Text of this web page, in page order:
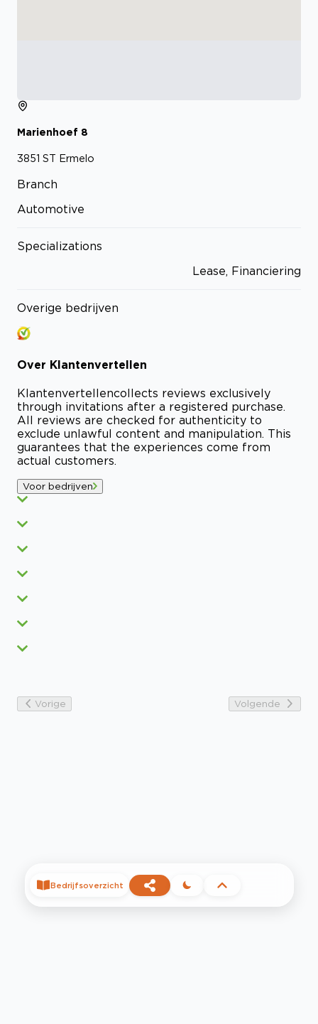
Marienhoef 8
3851 ST Ermelo
Branch
Automotive
Specializations
Lease, Financiering
Overige bedrijven
Over Klantenvertellen
Klantenvertellencollects reviews exclusively
through invitations after a registered purchase.
All reviews are checked for authenticity to
exclude unlawful content and manipulation. This
guarantees that the experiences come from
actual customers.
Voor bedrijven
Vorige Volgende
Bedrijfsoverzicht